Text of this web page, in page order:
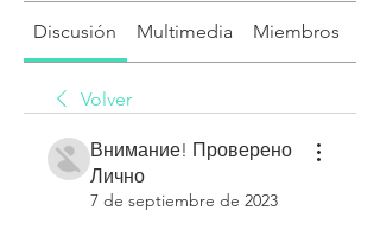
Discusión Multimedia Miembros
Volver
Внимание! Проверено
Лично
7 de septiembre de 2023